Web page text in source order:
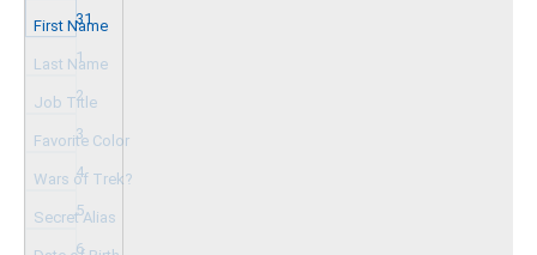
31
1
2
3
4
5
6